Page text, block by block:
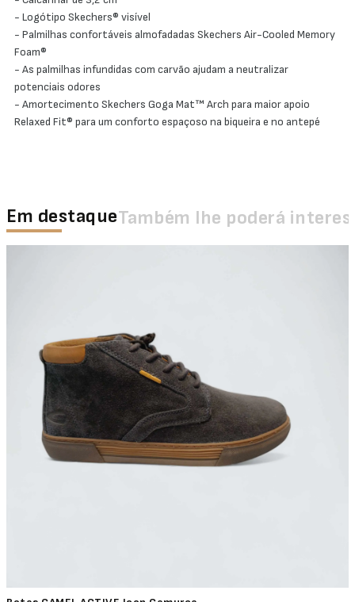
- Logótipo Skechers® visível
- Palmilhas confortáveis almofadadas Skechers Air-Cooled Memory
Foam®
- As palmilhas infundidas com carvão ajudam a neutralizar
potenciais odores
- Amortecimento Skechers Goga Mat™ Arch para maior apoio
Relaxed Fit® para um conforto espaçoso na biqueira e no antepé
Em destaqueTambém lhe poderá